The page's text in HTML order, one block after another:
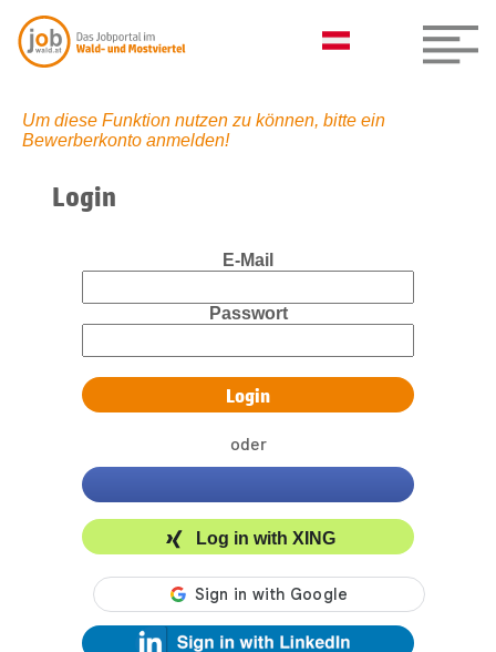
Um diese Funktion nutzen zu können, bitte ein
Bewerberkonto anmelden!
Login
E-Mail
Passwort
oder
Log in with XING